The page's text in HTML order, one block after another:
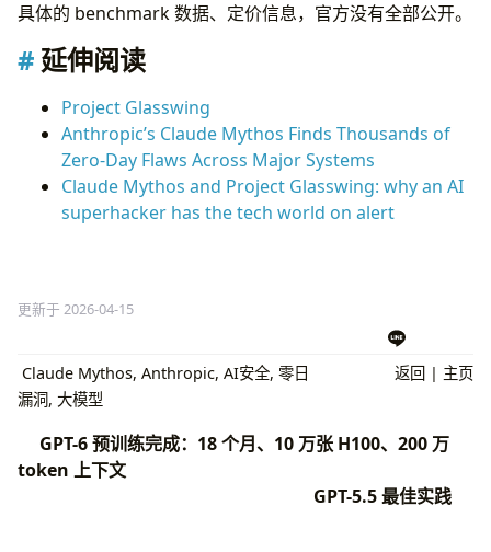
具体的 benchmark 数据、定价信息，官方没有全部公开。
延伸阅读
Project Glasswing
Anthropic’s Claude Mythos Finds Thousands of
Zero-Day Flaws Across Major Systems
Claude Mythos and Project Glasswing: why an AI
superhacker has the tech world on alert
更新于 2026-04-15
Claude Mythos, Anthropic, AI安全, 零日
漏洞, 大模型
返回 | 主页
GPT-6 预训练完成：18 个月、10 万张 H100、200 万
token 上下文
GPT-5.5 最佳实践